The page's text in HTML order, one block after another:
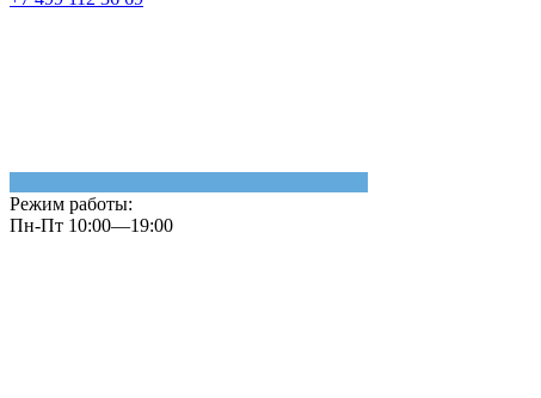
Режим работы:
Пн-Пт 10:00—19:00